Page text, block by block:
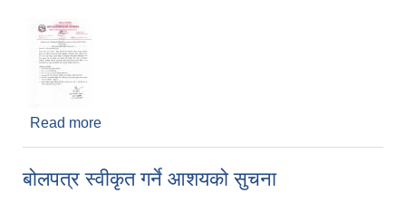
Read more
बोलपत्र स्वीकृत गर्ने आशयको सुचना